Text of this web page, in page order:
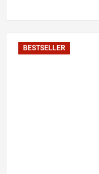
BESTSELLER